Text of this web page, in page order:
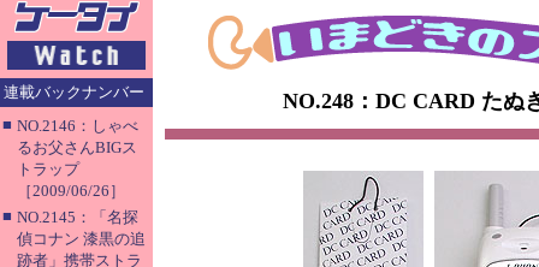
連載バックナンバー
■ NO.2146：しゃべ
るお父さんBIGス
トラップ
［2009/06/26］
■ NO.2145：「名探
偵コナン 漆黒の追
跡者」携帯ストラ
NO.248：DC CARD たぬ